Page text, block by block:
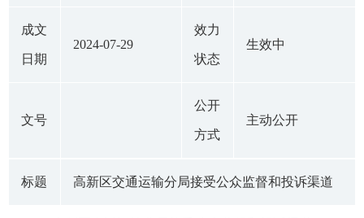
成文
日期
2024-07-29
效力
状态
生效中
文号
公开
方式
主动公开
标题 高新区交通运输分局接受公众监督和投诉渠道